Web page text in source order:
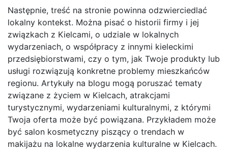
Następnie, treść na stronie powinna odzwierciedlać
lokalny kontekst. Można pisać o historii firmy i jej
związkach z Kielcami, o udziale w lokalnych
wydarzeniach, o współpracy z innymi kieleckimi
przedsiębiorstwami, czy o tym, jak Twoje produkty lub
usługi rozwiązują konkretne problemy mieszkańców
regionu. Artykuły na blogu mogą poruszać tematy
związane z życiem w Kielcach, atrakcjami
turystycznymi, wydarzeniami kulturalnymi, z którymi
Twoja oferta może być powiązana. Przykładem może
być salon kosmetyczny piszący o trendach w
makijażu na lokalne wydarzenia kulturalne w Kielcach.